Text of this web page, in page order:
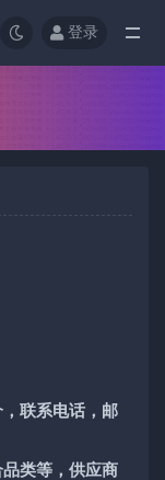
登录
联系电话，邮
类等，供应商